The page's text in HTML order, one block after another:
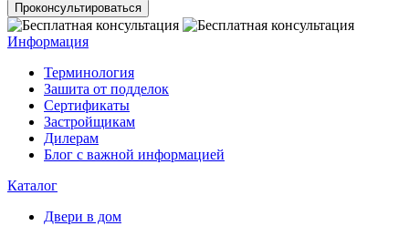
Проконсультироваться
Информация
Терминология
Зашита от подделок
Сертификаты
Застройщикам
Дилерам
Блог с важной информацией
Каталог
Двери в дом